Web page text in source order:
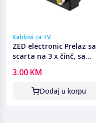
Kablovi za TV
ZED electronic Prelaz sa
scarta na 3 x činč, sa
Scart to 3 RCA
3.00 KM
Dodaj u korpu